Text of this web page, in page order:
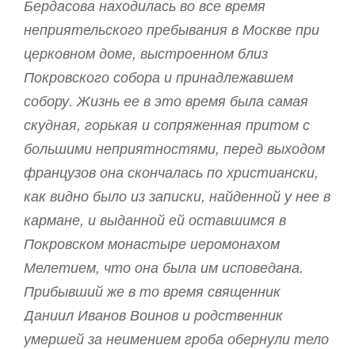
Бердасова находилась во все время
неприятельского пребывания в Москве при
церковном доме, выстроенном близ
Покровского собора и принадлежавшем
собору. Жизнь ее в это время была самая
скудная, горькая и сопряженная притом с
большими неприятностями, перед выходом
французов она скончалась по христиански,
как видно было из записки, найденной у нее в
кармане, и выданной ей оставшимся в
Покровском монастыре иеромонахом
Мелетием, что она была им исповедана.
Прибывший же в то время священник
Даниил Иванов Воинов и родственник
умершей за неимением гроба обернули тело